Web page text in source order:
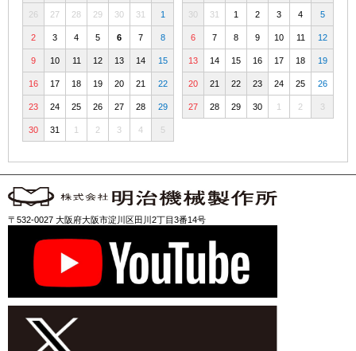
26 27 28 29 30 31 1
2 3 4 5 6 7 8
9 10 11 12 13 14 15
16 17 18 19 20 21 22
23 24 25 26 27 28 29
30 31 1 2 3 4 5
30 31 1 2 3 4 5
6 7 8 9 10 11 12
13 14 15 16 17 18 19
20 21 22 23 24 25 26
27 28 29 30 1 2 3
〒532-0027 大阪府大阪市淀川区田川2丁目3番14号